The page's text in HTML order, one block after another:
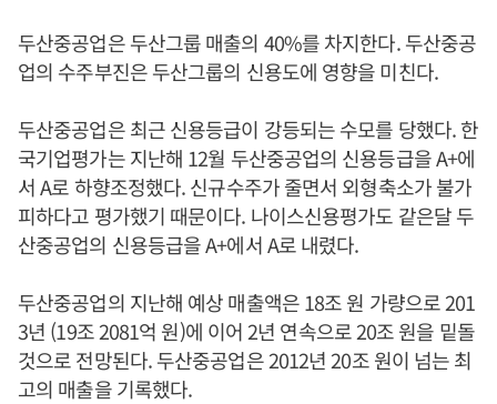
두산중공업은 두산그룹 매출의 40%를 차지한다. 두산중공
업의 수주부진은 두산그룹의 신용도에 영향을 미친다.
두산중공업은 최근 신용등급이 강등되는 수모를 당했다. 한
국기업평가는 지난해 12월 두산중공업의 신용등급을 A+에
서 A로 하향조정했다. 신규수주가 줄면서 외형축소가 불가
피하다고 평가했기 때문이다. 나이스신용평가도 같은달 두
산중공업의 신용등급을 A+에서 A로 내렸다.
두산중공업의 지난해 예상 매출액은 18조 원 가량으로 201
3년 (19조 2081억 원)에 이어 2년 연속으로 20조 원을 밑돌
것으로 전망된다. 두산중공업은 2012년 20조 원이 넘는 최
고의 매출을 기록했다.